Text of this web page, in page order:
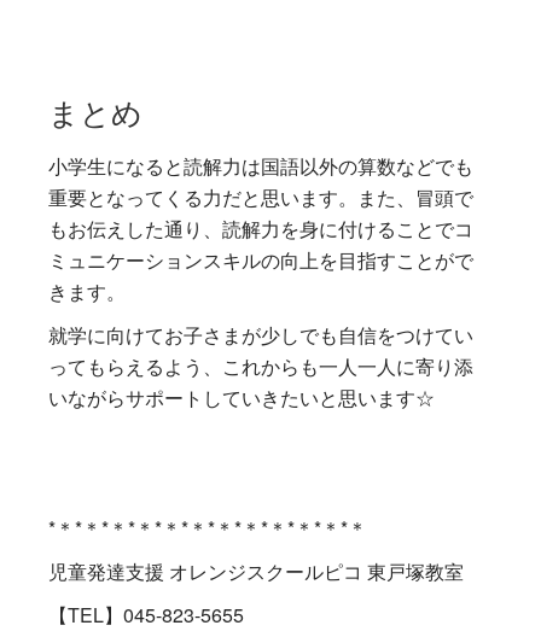
まとめ
小学生になると読解力は国語以外の算数などでも
重要となってくる力だと思います。また、冒頭で
もお伝えした通り、読解力を身に付けることでコ
ミュニケーションスキルの向上を目指すことがで
きます。
就学に向けてお子さまが少しでも自信をつけてい
ってもらえるよう、これからも一人一人に寄り添
いながらサポートしていきたいと思います☆
*＊*＊*＊*＊*＊*＊*＊*＊*＊*＊*＊*＊
児童発達支援 オレンジスクールピコ 東戸塚教室
【TEL】045-823-5655